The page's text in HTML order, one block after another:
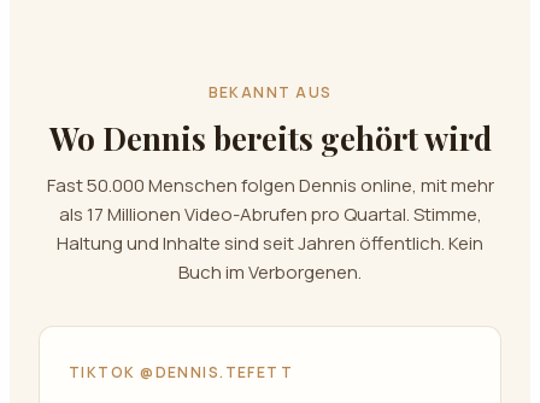
BEKANNT AUS
Wo Dennis bereits gehört wird
Fast 50.000 Menschen folgen Dennis online, mit mehr
als 17 Millionen Video-Abrufen pro Quartal. Stimme,
Haltung und Inhalte sind seit Jahren öffentlich. Kein
Buch im Verborgenen.
TIKTOK @DENNIS.TEFETT